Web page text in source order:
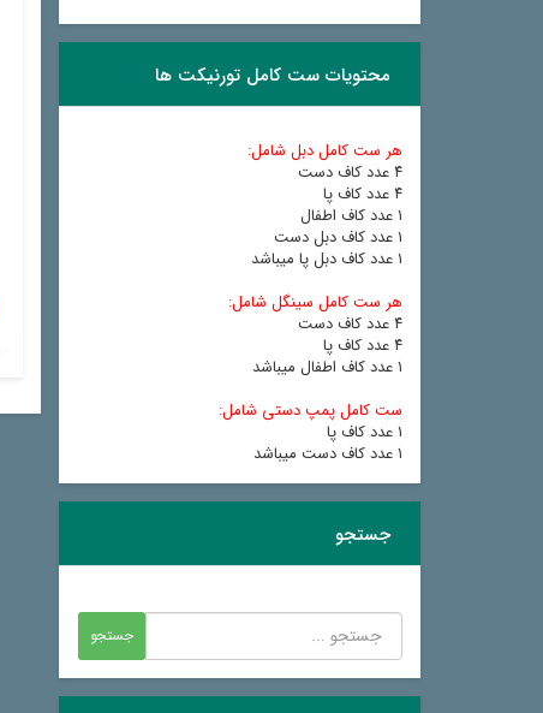
محتویات ست کامل تورنیکت ها
هر ست کامل دبل شامل:
٤ عدد کاف دست
٤ عدد کاف پا
١ عدد کاف اطفال
١ عدد کاف دبل دست
١ عدد کاف دبل پا میباشد
هر ست کامل سینگل شامل:
٤ عدد کاف دست
٤ عدد کاف پا
١ عدد کاف اطفال میباشد
ست کامل پمپ دستی شامل:
١ عدد کاف پا
١ عدد کاف دست میباشد
جستجو